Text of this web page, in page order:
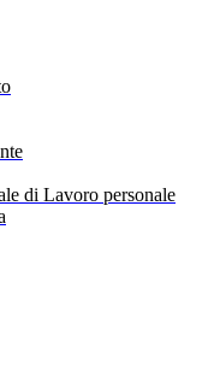
di Lavoro personale